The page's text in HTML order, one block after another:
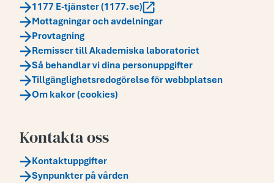
1177 E-tjänster (1177.se)
Mottagningar och avdelningar
Provtagning
Remisser till Akademiska laboratoriet
Så behandlar vi dina personuppgifter
Tillgänglighetsredogörelse för webbplatsen
Om kakor (cookies)
Kontakta oss
Kontaktuppgifter
Synpunkter på vården